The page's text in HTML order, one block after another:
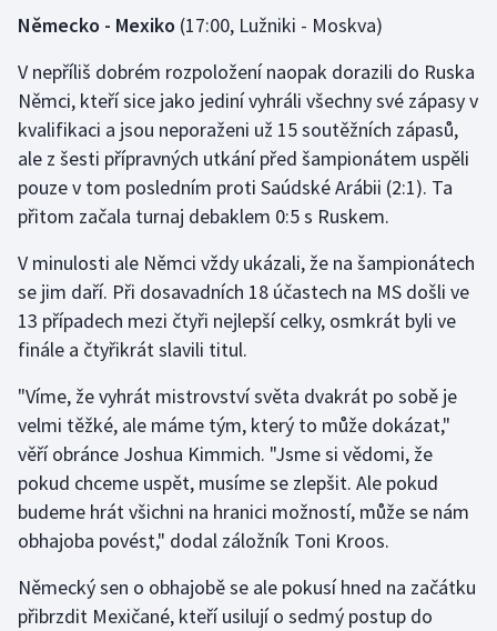
Sportovní střelba
Stolní tenis
Triatlon
Veslování
Vodní slalom
Volejbal
Ostatní
Německo - Mexiko (17:00, Lužniki - Moskva)
V nepříliš dobrém rozpoložení naopak dorazili do Ruska
Němci, kteří sice jako jediní vyhráli všechny své zápasy v
kvalifikaci a jsou neporaženi už 15 soutěžních zápasů,
ale z šesti přípravných utkání před šampionátem uspěli
pouze v tom posledním proti Saúdské Arábii (2:1). Ta
přitom začala turnaj debaklem 0:5 s Ruskem.
V minulosti ale Němci vždy ukázali, že na šampionátech
se jim daří. Při dosavadních 18 účastech na MS došli ve
13 případech mezi čtyři nejlepší celky, osmkrát byli ve
finále a čtyřikrát slavili titul.
"Víme, že vyhrát mistrovství světa dvakrát po sobě je
velmi těžké, ale máme tým, který to může dokázat,"
věří obránce Joshua Kimmich. "Jsme si vědomi, že
pokud chceme uspět, musíme se zlepšit. Ale pokud
budeme hrát všichni na hranici možností, může se nám
obhajoba povést," dodal záložník Toni Kroos.
Německý sen o obhajobě se ale pokusí hned na začátku
přibrzdit Mexičané, kteří usilují o sedmý postup do